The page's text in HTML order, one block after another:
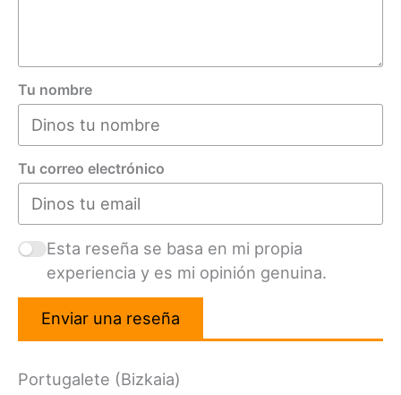
Tu nombre
Tu correo electrónico
Esta reseña se basa en mi propia
experiencia y es mi opinión genuina.
Enviar una reseña
Portugalete (Bizkaia)